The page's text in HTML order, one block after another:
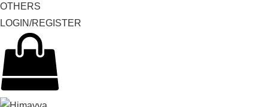
OTHERS
LOGIN/REGISTER